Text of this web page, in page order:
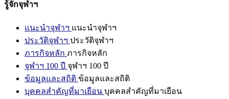
รู้จักจุฬาฯ
แนะนำจุฬาฯ แนะนำจุฬาฯ
ประวัติจุฬาฯ ประวัติจุฬาฯ
ภารกิจหลัก ภารกิจหลัก
จุฬาฯ 100 ปี จุฬาฯ 100 ปี
ข้อมูลและสถิติ ข้อมูลและสถิติ
บุคคลสำคัญที่มาเยือน บุคคลสำคัญที่มาเยือน